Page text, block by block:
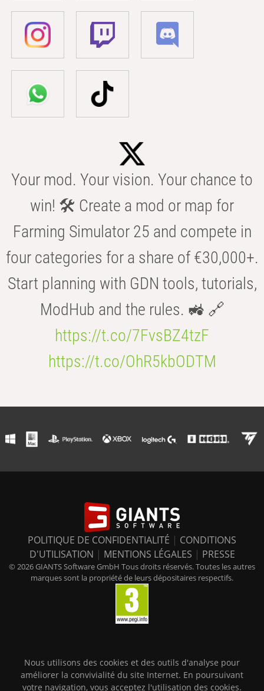
Your mod. Your vision. Your chance to
win! 🛠️ Create a mod or map for
Farming Simulator 25 and compete in
four categories for a share of €30,000+.
Start planning with GDN tools, tutorials,
ModHub and the rules. 🚜 🔗
https://t.co/7FvsBZ4tzF
https://t.co/OhR5kbODTM
POLITIQUE DE CONFIDENTIALITÉ | CONDITIONS
D'UTILISATION | MENTIONS LÉGALES | PRESSE
© 2026 GIANTS Software GmbH Tous droits réservés. Toutes les autres
marques sont la propriété de leurs dépositaires respectifs.
Nous utilisons des cookies et des outils d'analyse pour
améliorer la convivialité du site Internet. En poursuivant
votre navigation, vous acceptez l'utilisation des cookies.